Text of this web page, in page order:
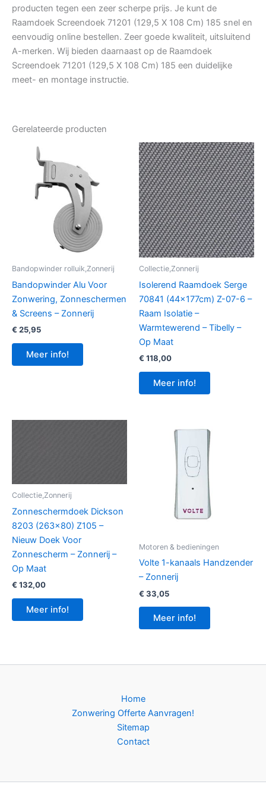
producten tegen een zeer scherpe prijs. Je kunt de
Raamdoek Screendoek 71201 (129,5 X 108 Cm) 185 snel en
eenvoudig online bestellen. Zeer goede kwaliteit, uitsluitend
A-merken. Wij bieden daarnaast op de Raamdoek
Screendoek 71201 (129,5 X 108 Cm) 185 een duidelijke
meet- en montage instructie.
Gerelateerde producten
Bandopwinder rolluik,Zonnerij
Bandopwinder Alu Voor
Zonwering, Zonneschermen
& Screens – Zonnerij
€ 25,95
Meer info!
Collectie,Zonnerij
Isolerend Raamdoek Serge
70841 (44x177cm) Z-07-6 –
Raam Isolatie –
Warmtewerend – Tibelly –
Op Maat
€ 118,00
Meer info!
Collectie,Zonnerij
Zonneschermdoek Dickson
8203 (263×80) Z105 –
Nieuw Doek Voor
Zonnescherm – Zonnerij –
Op Maat
€ 132,00
Meer info!
Motoren & bedieningen
Volte 1-kanaals Handzender
– Zonnerij
€ 33,05
Meer info!
Home
Zonwering Offerte Aanvragen!
Sitemap
Contact